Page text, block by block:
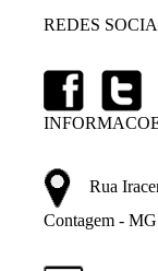
REDES
Rua
Contagem -